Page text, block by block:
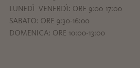
LUNEDÌ–VENERDÌ: ORE 9:00-17:00
SABATO: ORE 9:30-16:00
DOMENICA: ORE 10:00-13:00